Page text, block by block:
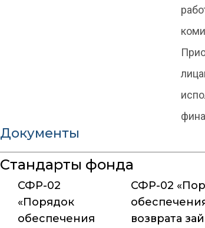
Документы
Стандарты фонда
СФР-02
«Порядок
обеспечения
СФР-02
возврата